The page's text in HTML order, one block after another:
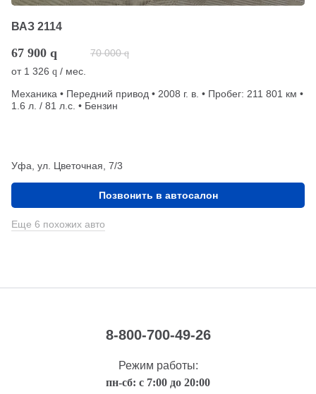
ВАЗ 2114
67 900 q 70 000 q
от 1 326 q / мес.
Механика • Передний привод • 2008 г. в. • Пробег: 211 801 км •
1.6 л. / 81 л.с. • Бензин
Уфа, ул. Цветочная, 7/3
Позвонить в автосалон
Еще 6 похожих авто
8-800-700-49-26
Режим работы:
пн-сб: с 7:00 до 20:00